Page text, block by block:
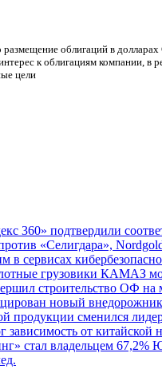
облигаций в долларах
к облигациям компании,
цели
360» подтвердили
«Селигдара»,
в сервисах
грузовики КАМАЗ
строительство ОФ на
новый
продукции сменился
зависимость от китайской
стал владельцем 67,2%